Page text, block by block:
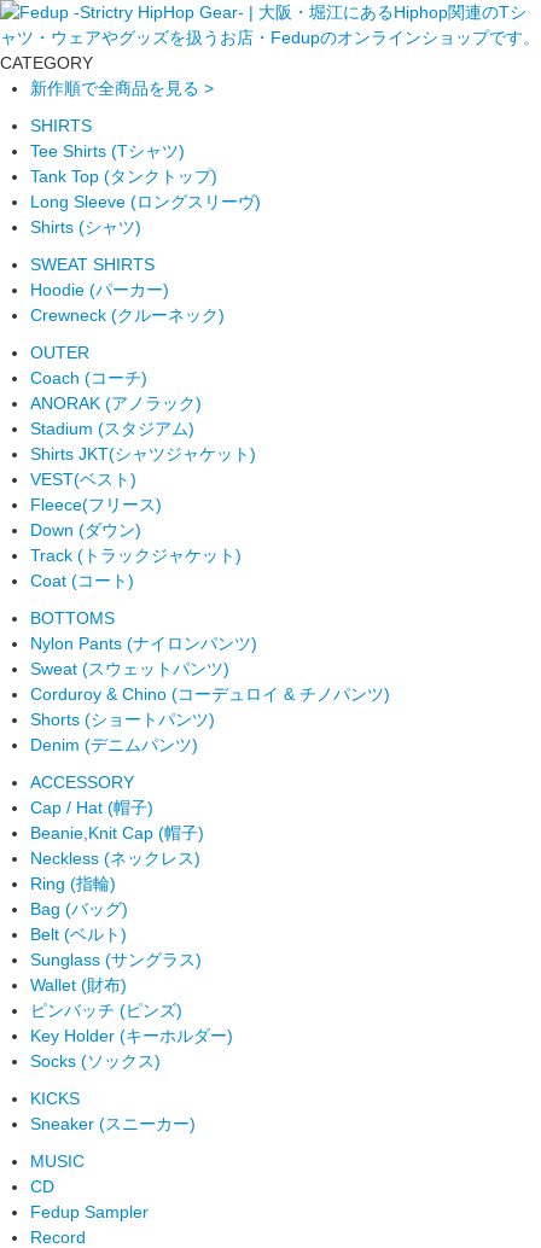
CATEGORY
新作順で全商品を見る >
SHIRTS
Tee Shirts (Tシャツ)
Tank Top (タンクトップ)
Long Sleeve (ロングスリーヴ)
Shirts (シャツ)
SWEAT SHIRTS
Hoodie (パーカー)
Crewneck (クルーネック)
OUTER
Coach (コーチ)
ANORAK (アノラック)
Stadium (スタジアム)
Shirts JKT(シャツジャケット)
VEST(ベスト)
Fleece(フリース)
Down (ダウン)
Track (トラックジャケット)
Coat (コート)
BOTTOMS
Nylon Pants (ナイロンパンツ)
Sweat (スウェットパンツ)
Corduroy & Chino (コーデュロイ & チノパンツ)
Shorts (ショートパンツ)
Denim (デニムパンツ)
ACCESSORY
Cap / Hat (帽子)
Beanie,Knit Cap (帽子)
Neckless (ネックレス)
Ring (指輪)
Bag (バッグ)
Belt (ベルト)
Sunglass (サングラス)
Wallet (財布)
ピンバッチ (ピンズ)
Key Holder (キーホルダー)
Socks (ソックス)
KICKS
Sneaker (スニーカー)
MUSIC
CD
Fedup Sampler
Record